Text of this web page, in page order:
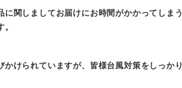
に関しましてお届けにお時間がかかってしま
かけられていますが、皆様台風対策をしっか